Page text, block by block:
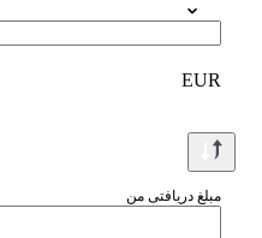
EUR
مبلغ دریافتی من